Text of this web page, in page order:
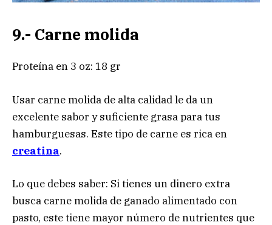
9.- Carne molida
Proteína en 3 oz: 18 gr
Usar carne molida de alta calidad le da un
excelente sabor y suficiente grasa para tus
hamburguesas. Este tipo de carne es rica en
creatina.
Lo que debes saber: Si tienes un dinero extra
busca carne molida de ganado alimentado con
pasto, este tiene mayor número de nutrientes que